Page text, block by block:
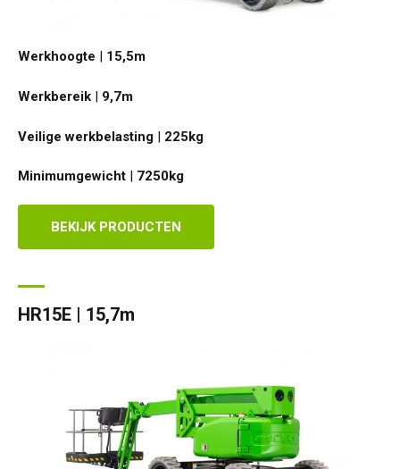
Werkhoogte | 15,5m
Werkbereik | 9,7m
Veilige werkbelasting | 225kg
Minimumgewicht | 7250kg
BEKIJK PRODUCTEN
HR15E | 15,7m